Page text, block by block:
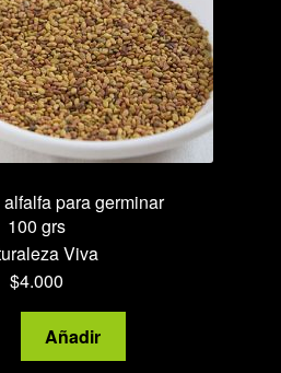
para germinar
100 grs
Viva
$4.000
Semillas
de
Añadir